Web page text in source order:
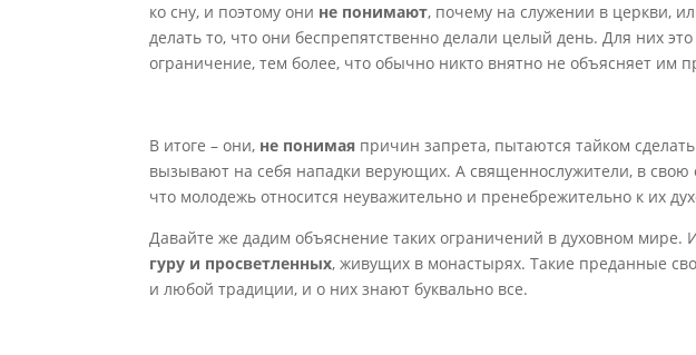
ко сну, и поэтому они не понимают, почему на служении в церкви,
делать то, что они беспрепятственно делали целый день. Для них
ограничение, тем более, что обычно никто внятно не объясняет им
В итоге – они, не понимая причин запрета, пытаются тайком
вызывают на себя нападки верующих. А священнослужители, в свою
что молодежь относится неуважительно и пренебрежительно к их
Давайте же дадим объяснение таких ограничений в духовном мире.
гуру и просветленных, живущих в монастырях. Такие преданные
и любой традиции, и о них знают буквально все.